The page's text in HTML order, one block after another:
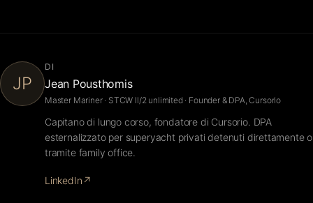
JP
DI
Jean Pousthomis
Master Mariner · STCW II/2 unlimited · Founder & DPA, Cursorio
Capitano di lungo corso, fondatore di Cursorio. DPA
esternalizzato per superyacht privati detenuti direttamente o
tramite family office.
LinkedIn ↗